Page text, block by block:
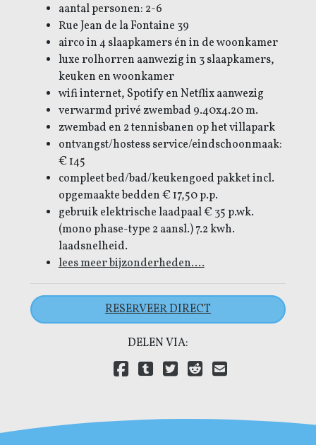
aantal personen: 2-6
Rue Jean de la Fontaine 39
airco in 4 slaapkamers én in de woonkamer
luxe rolhorren aanwezig in 3 slaapkamers,
keuken en woonkamer
wifi internet, Spotify en Netflix aanwezig
verwarmd privé zwembad 9.40x4.20 m.
zwembad en 2 tennisbanen op het villapark
ontvangst/hostess service/eindschoonmaak:
€ 145
compleet bed/bad/keukengoed pakket incl.
opgemaakte bedden € 17,50 p.p.
gebruik elektrische laadpaal € 35 p.wk.
(mono phase-type 2 aansl.) 7.2 kwh.
laadsnelheid.
lees meer bijzonderheden....
RESERVEER DIRECT
DELEN VIA:
Delen via LinkedIn
(open new window)
Delen via Facebook
(open new window)
Delen via Tumblr
(open new window)
Delen via Twitter
(open new window)
Delen via Reddit
(open new window)